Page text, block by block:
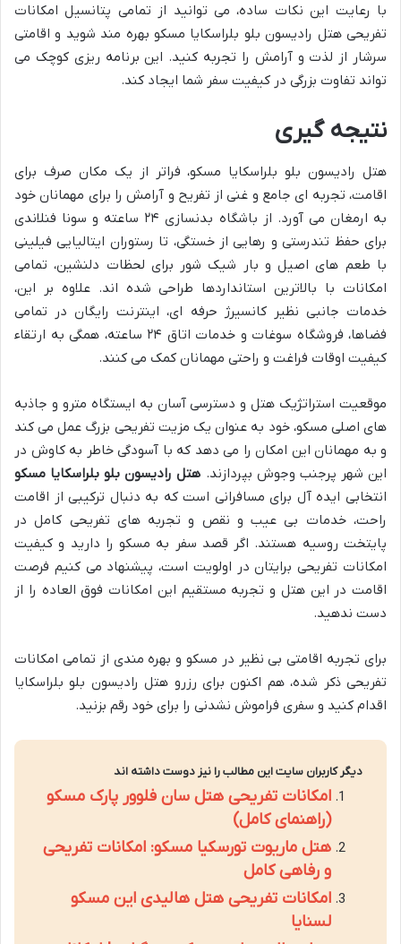
با رعایت این نکات ساده، می توانید از تمامی پتانسیل امکانات
تفریحی هتل رادیسون بلو بلراسکایا مسکو بهره مند شوید و اقامتی
سرشار از لذت و آرامش را تجربه کنید. این برنامه ریزی کوچک می
تواند تفاوت بزرگی در کیفیت سفر شما ایجاد کند.
نتیجه گیری
هتل رادیسون بلو بلراسکایا مسکو، فراتر از یک مکان صرف برای
اقامت، تجربه ای جامع و غنی از تفریح و آرامش را برای مهمانان خود
به ارمغان می آورد. از باشگاه بدنسازی ۲۴ ساعته و سونا فنلاندی
برای حفظ تندرستی و رهایی از خستگی، تا رستوران ایتالیایی فیلینی
با طعم های اصیل و بار شیک شور برای لحظات دلنشین، تمامی
امکانات با بالاترین استانداردها طراحی شده اند. علاوه بر این،
خدمات جانبی نظیر کانسیرژ حرفه ای، اینترنت رایگان در تمامی
فضاها، فروشگاه سوغات و خدمات اتاق ۲۴ ساعته، همگی به ارتقاء
کیفیت اوقات فراغت و راحتی مهمانان کمک می کنند.
موقعیت استراتژیک هتل و دسترسی آسان به ایستگاه مترو و جاذبه
های اصلی مسکو، خود به عنوان یک مزیت تفریحی بزرگ عمل می کند
و به مهمانان این امکان را می دهد که با آسودگی خاطر به کاوش در
این شهر پرجنب وجوش بپردازند. هتل رادیسون بلو بلراسکایا مسکو
انتخابی ایده آل برای مسافرانی است که به دنبال ترکیبی از اقامت
راحت، خدمات بی عیب و نقص و تجربه های تفریحی کامل در
پایتخت روسیه هستند. اگر قصد سفر به مسکو را دارید و کیفیت
امکانات تفریحی برایتان در اولویت است، پیشنهاد می کنیم فرصت
اقامت در این هتل و تجربه مستقیم این امکانات فوق العاده را از
دست ندهید.
برای تجربه اقامتی بی نظیر در مسکو و بهره مندی از تمامی امکانات
تفریحی ذکر شده، هم اکنون برای رزرو هتل رادیسون بلو بلراسکایا
اقدام کنید و سفری فراموش نشدنی را برای خود رقم بزنید.
دیگر کاربران سایت این مطالب را نیز دوست داشته اند
امکانات تفریحی هتل سان فلوور پارک مسکو
(راهنمای کامل)
هتل ماریوت تورسکیا مسکو: امکانات تفریحی
و رفاهی کامل
امکانات تفریحی هتل هالیدی این مسکو
لسنایا